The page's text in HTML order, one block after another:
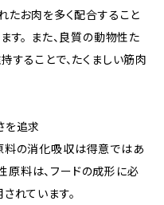
たお肉を多く配合すること
す。 また、良質の動物性た
することで、たくましい筋肉
を追求
料の消化吸収は得意ではあ
原料は、フードの成形に必
れています。